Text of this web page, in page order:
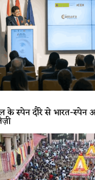
के स्पेन दौरे से भारत-स्पेन